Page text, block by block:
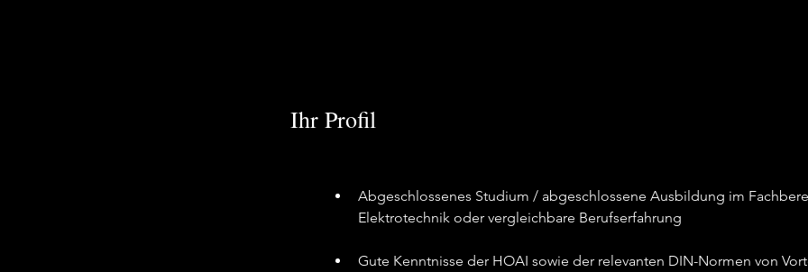
Ihr Profil
Abgeschlossenes Studium / abgeschlossene Ausbildung im